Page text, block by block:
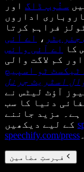
سنُوپ ڈاگ اور
اداروں
فراہم کرتا
جنریٹر ،
اے آئی
کا
اے آئی وائس
کم لاگت والی
اسٹریٹ جرنل
آؤٹ لیٹس نے
دنیا کا سب
مزید جاننے
speechify.com/press
فہرستِ مضامین